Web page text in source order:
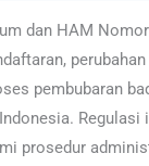
dan HAM
pembubaran
Regulasi
prosedur